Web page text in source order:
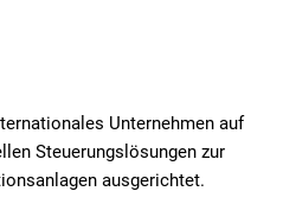
Unternehmen auf
Steuerungslösungen zur
ausgerichtet.